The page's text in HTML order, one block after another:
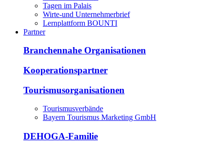
Tagen im Palais
Wirte-und Unternehmerbrief
Lernplattform BOUNTI
Partner
Branchennahe Organisationen
Kooperationspartner
Tourismusorganisationen
Tourismusverbände
Bayern Tourismus Marketing GmbH
DEHOGA-Familie